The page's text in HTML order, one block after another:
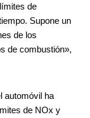
de
Supone un
de los
de combustión»,
automóvil ha
de NOx y